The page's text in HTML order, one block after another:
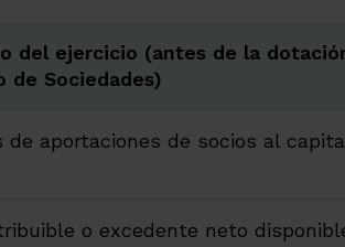
del ejercicio (antes de la
de Sociedades)
de aportaciones de socios al
o excedente neto